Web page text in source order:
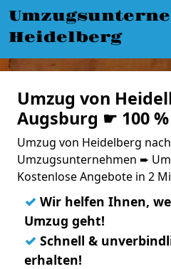
Heidelberg
Umzug von
Augsburg ☛ 100
Umzug von Heidelberg
Umzugsunternehmen ➨
Kostenlose Angebote in 2
✓ Wir helfen Ihnen,
Umzug geht!
✓ Schnell &
erhalten!